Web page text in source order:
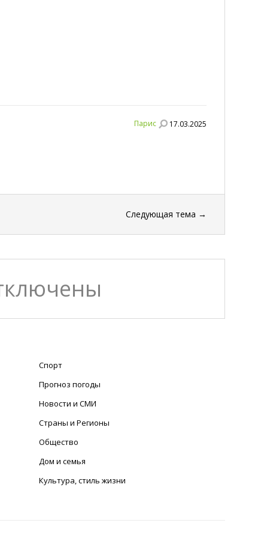
Парис 17.03.2025
Следующая тема →
Спорт
Прогноз погоды
Новости и СМИ
Страны и Регионы
Общество
Дом и семья
Культура, стиль жизни